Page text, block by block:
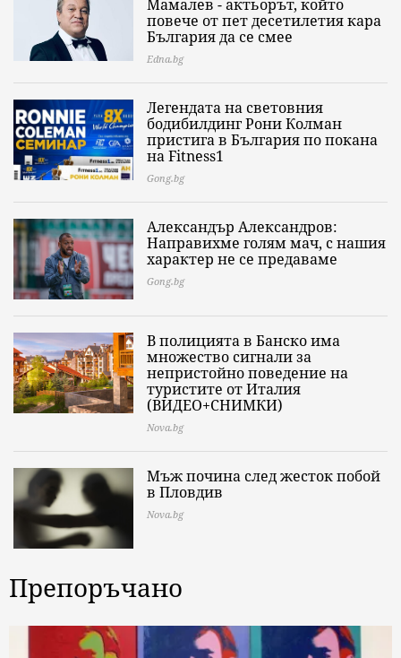
Мамалев - актьорът, който
повече от пет десетилетия кара
България да се смее
Edna.bg
Легендата на световния
бодибилдинг Рони Колман
пристига в България по покана
на Fitness1
Gong.bg
Александър Александров:
Направихме голям мач, с нашия
характер не се предаваме
Gong.bg
В полицията в Банско има
множество сигнали за
непристойно поведение на
туристите от Италия
(ВИДЕО+СНИМКИ)
Nova.bg
Мъж почина след жесток побой
в Пловдив
Nova.bg
Препоръчано